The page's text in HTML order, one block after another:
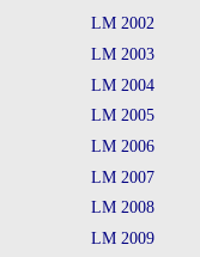
LM 2002
LM 2003
LM 2004
LM 2005
LM 2006
LM 2007
LM 2008
LM 2009